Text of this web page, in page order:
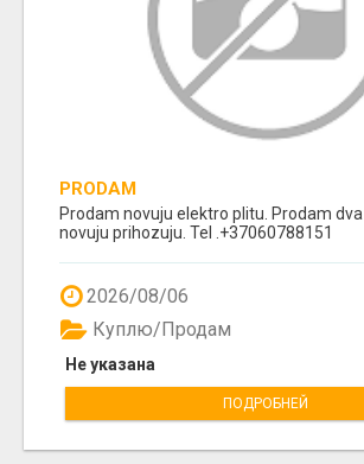
PRODAM
Prodam novuju elektro plitu. Prodam
novuju prihozuju. Tel .+37060788151
2026/08/06
Не указана
Куплю/Продам
ПОДРОБНЕЙ